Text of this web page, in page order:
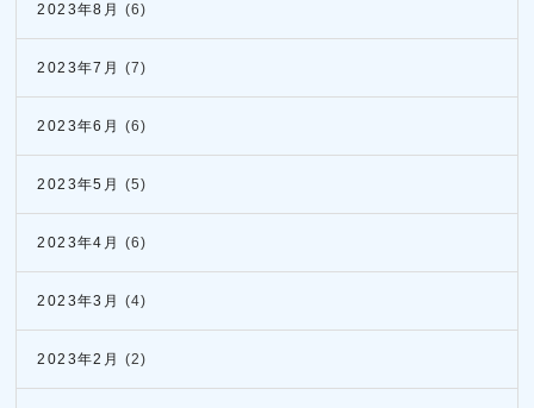
2023年8月 (6)
2023年7月 (7)
2023年6月 (6)
2023年5月 (5)
2023年4月 (6)
2023年3月 (4)
2023年2月 (2)